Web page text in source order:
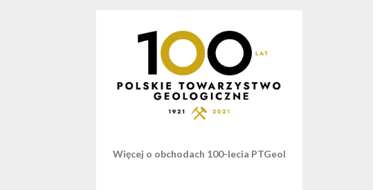
Więcej o obchodach 100-lecia PTGeol